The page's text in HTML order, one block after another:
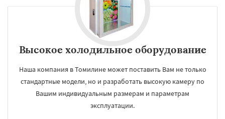
Высокое холодильное оборудование
Наша компания в Томилине может поставить Вам не только
стандартные модели, но и разработать высокую камеру по
Вашим индивидуальным размерам и параметрам
эксплуатации.